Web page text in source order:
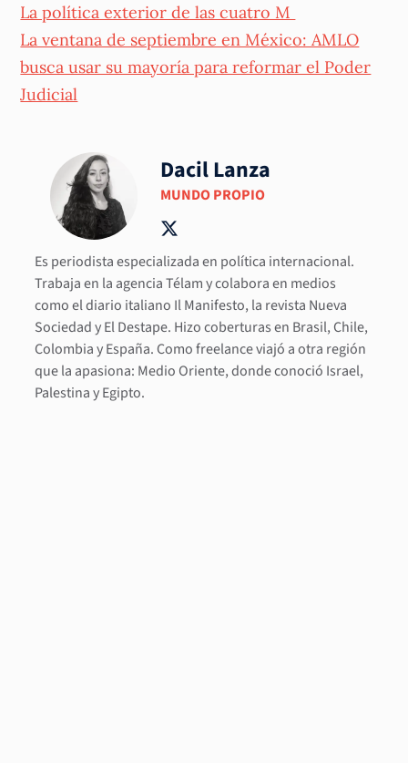
La política exterior de las cuatro M
La ventana de septiembre en México: AMLO
busca usar su mayoría para reformar el Poder
Judicial
Dacil Lanza
MUNDO PROPIO
Es periodista especializada en política internacional.
Trabaja en la agencia Télam y colabora en medios
como el diario italiano Il Manifesto, la revista Nueva
Sociedad y El Destape. Hizo coberturas en Brasil, Chile,
Colombia y España. Como freelance viajó a otra región
que la apasiona: Medio Oriente, donde conoció Israel,
Palestina y Egipto.